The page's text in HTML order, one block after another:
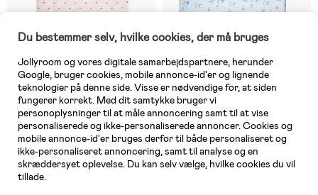
På lager
(0)
BrandMac Sengesæt 150x210,
10 TILBAGE
(0)Emil fra Lønneberg Sengesæt
Du bestemmer selv, hvilke cookies, der må bruges
Jollyroom og vores digitale samarbejdspartnere, herunder
Google, bruger cookies, mobile annonce-id'er og lignende
teknologier på denne side. Visse er nødvendige for, at siden
fungerer korrekt. Med dit samtykke bruger vi
personoplysninger til at måle annoncering samt til at vise
personaliserede og ikke-personaliserede annoncer. Cookies og
mobile annonce-id'er bruges derfor til både personaliseret og
ikke-personaliseret annoncering, samt til analyse og en
skræddersyet oplevelse. Du kan selv vælge, hvilke cookies du vil
tillade.